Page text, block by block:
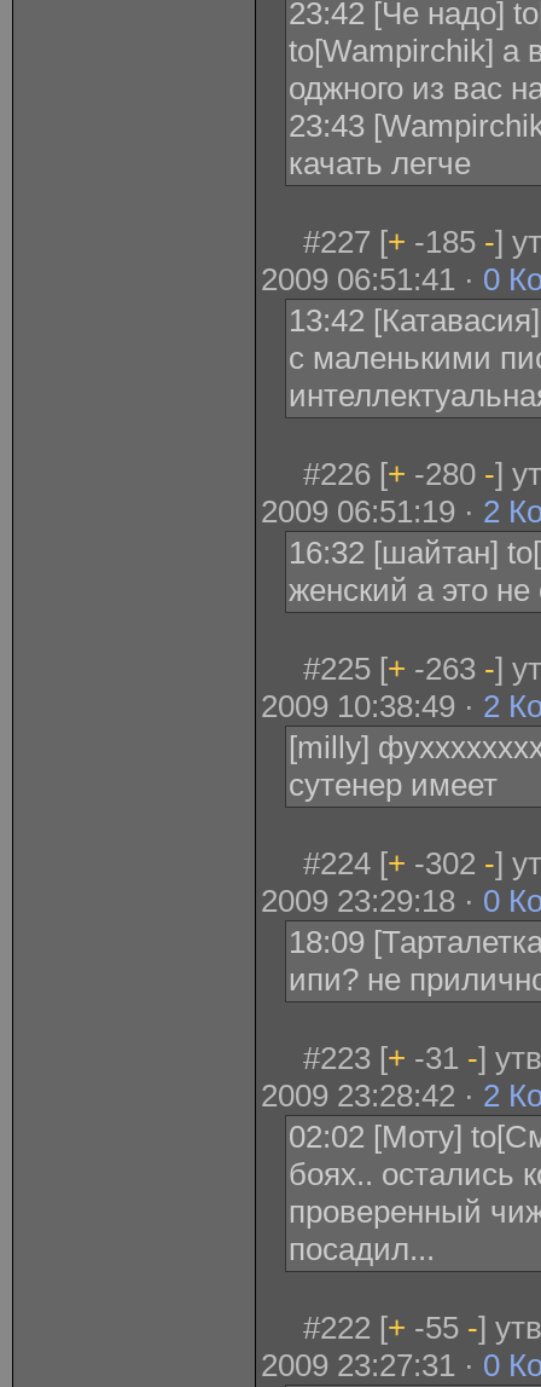
23:42 [Че надо]
to[Wampirchik] а
оджного из вас
23:43
качать легче
#227 [+ -185 -]
2009 06:51:41 · 0
13:42
с маленькими
#226 [+ -280 -]
2009 06:51:19 · 2
16:32 [шайтан]
женский а это
#225 [+ -263 -]
2009 10:38:49 · 2
[milly]
сутенер имеет
#224 [+ -302 -]
2009 23:29:18 · 0
18:09
ипи? не
#223 [+ -31 -]
2009 23:28:42 · 2
02:02 [Моту]
боях.. остались
проверенный
посадил...
#222 [+ -55 -]
2009 23:27:31 · 0